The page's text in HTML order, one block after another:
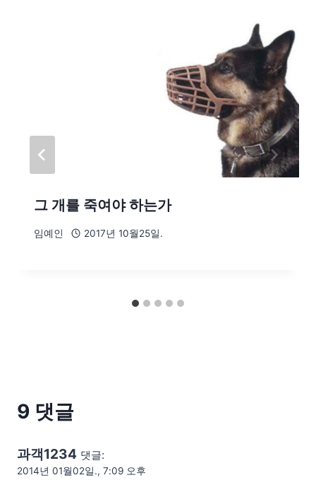
그 개를 죽여야 하는가
임예인 2017년 10월25일.
9 댓글
과객1234 댓글:
2014년 01월02일., 7:09 오후